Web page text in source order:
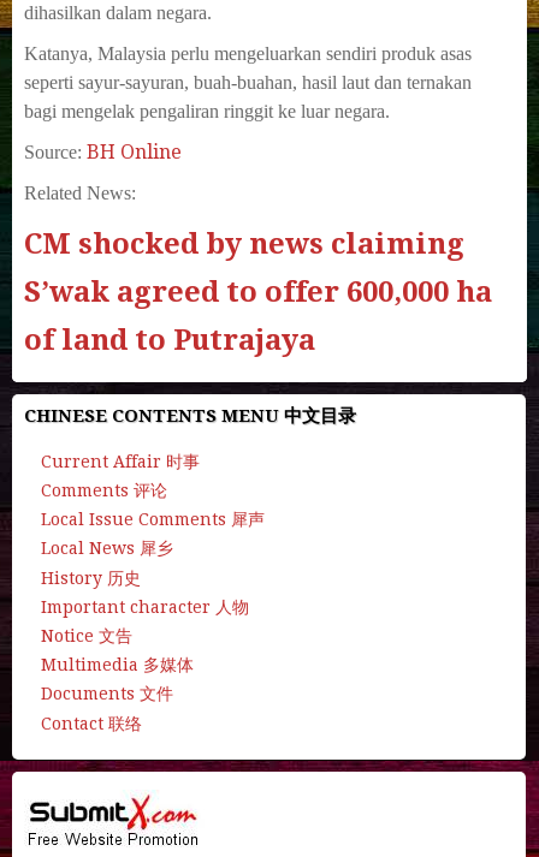
dihasilkan dalam negara.
Katanya, Malaysia perlu mengeluarkan sendiri produk asas
seperti sayur-sayuran, buah-buahan, hasil laut dan ternakan
bagi mengelak pengaliran ringgit ke luar negara.
Source: BH Online
Related News:
CM shocked by news claiming
S’wak agreed to offer 600,000 ha
of land to Putrajaya
CHINESE CONTENTS MENU 中文目录
Current Affair 时事
Comments 评论
Local Issue Comments 犀声
Local News 犀乡
History 历史
Important character 人物
Notice 文告
Multimedia 多媒体
Documents 文件
Contact 联络